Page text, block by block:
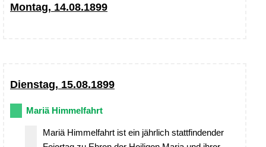
Montag, 14.08.1899
Dienstag, 15.08.1899
Mariä Himmelfahrt
Mariä Himmelfahrt ist ein jährlich stattfindender